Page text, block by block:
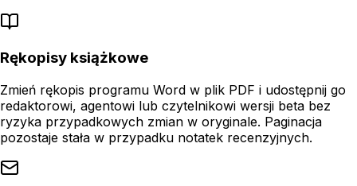
Rękopisy książkowe
Zmień rękopis programu Word w plik PDF i udostępnij go
redaktorowi, agentowi lub czytelnikowi wersji beta bez
ryzyka przypadkowych zmian w oryginale. Paginacja
pozostaje stała w przypadku notatek recenzyjnych.